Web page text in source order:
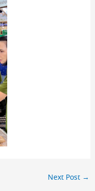
Next Post →